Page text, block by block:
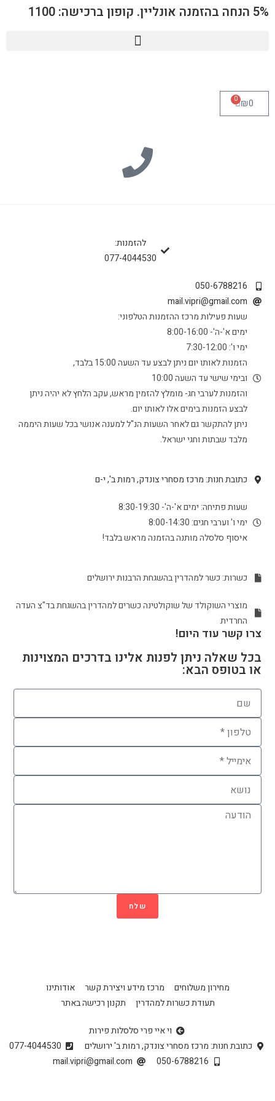
5% הנחה בהזמנה אונליין. קופון ברכישה: 1100
₪0
0
להזמנות:
077-4044530
050-6788216
mail.vipri@gmail.com
שעות פעילות מרכז ההזמנות הטלפוני:
ימים א'-ה'- 8:00-16:00
ימי ו': 7:30-12:00
הזמנות לאותו יום ניתן לבצע עד השעה 15:00 בלבד,
ובימי שישי עד השעה 10:00
והזמנות לערבי חג- מומלץ להזמין מראש, עקב הלחץ לא יהיה ניתן
לבצע הזמנות בימים אלו לאותו יום.
ניתן להתקשר גם לאחר השעות הנ"ל למענה אנושי בכל שעות היממה
מלבד שבתות וחגי ישראל.
כתובת חנות: מרכז מסחרי צונדק, רמות ב', י-ם
שעות פתיחה: ימים א'-ה'- 8:30-19:30
ימי ו' וערבי חגים: 8:00-14:30
איסוף סלסלה מותנה בהזמנה מראש בלבד!
כשרות: כשר למהדרין בהשגחת הרבנות ירושלים
מוצרי השוקולד של שוקולטינה כשרים למהדרין בהשגחת בד"צ העדה
החרדית
צרו קשר עוד היום!
בכל שאלה ניתן לפנות אלינו בדרכים המצוינות
או בטופס הבא:
שלח
מחירון משלוחים מרכז מידע ויצירת קשר
אודותינו
תעודת כשרות למהדרין
תקנון רכישה באתר
וי איי פרי סלסלות פירות
כתובת חנות: מרכז מסחרי צונדק, רמות ב' ירושלים
077-4044530
050-6788216
mail.vipri@gmail.com